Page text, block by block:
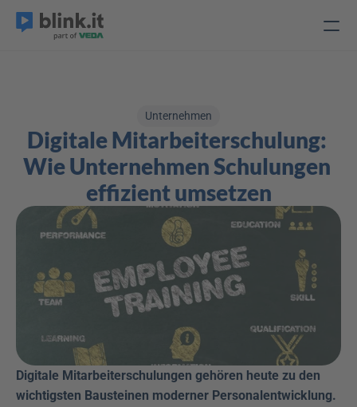
Unternehmen
Digitale Mitarbeiterschulung:
Wie Unternehmen Schulungen
effizient umsetzen
Digitale Mitarbeiterschulungen gehören heute zu den
wichtigsten Bausteinen moderner Personalentwicklung.